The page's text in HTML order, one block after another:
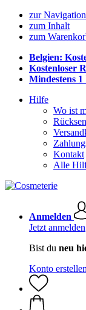
zur Navigation
zum Inhalt
zum
Belgien:
Kostenloser
Mindestens 1
Hilfe
Wo ist
Kontakt
Alle
Anmelden
Jetzt anmelden
Bist du neu
Konto erstellen